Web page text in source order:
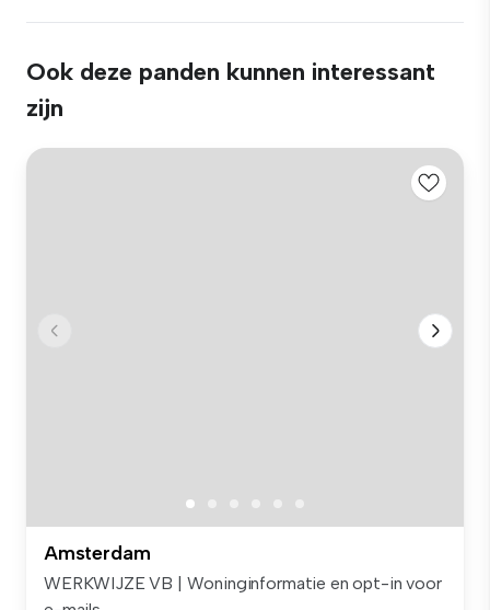
Ook deze panden kunnen interessant
zijn
Amsterdam
WERKWIJZE VB | Woninginformatie en opt-in voor